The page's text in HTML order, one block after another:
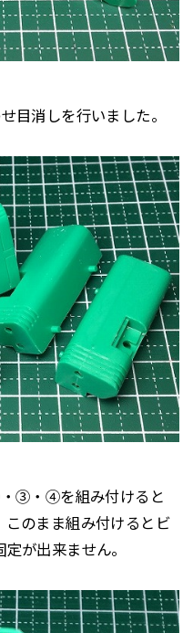
目消しを行いました。
③・④を組み付けると
のまま組み付けるとビ
が出来ません。